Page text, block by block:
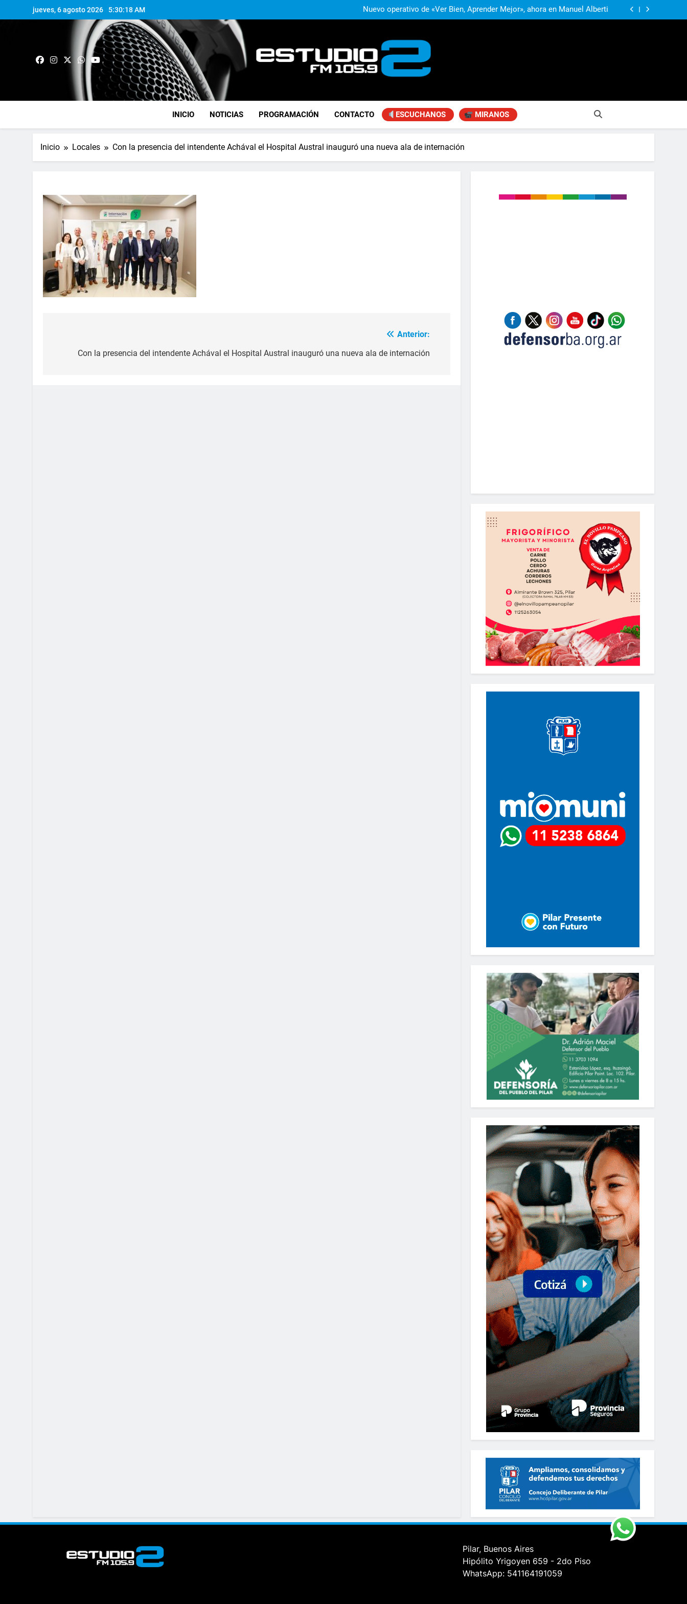
jueves, 6 agosto 2026 5:30:18 AM
sucediendo»
transformada en la vuelta a clases
Nuevo operativo de «Ver Bien, Aprender Mejor», ahora en Manuel Alberti
Agustina Propato rechazó la flexibilización de la Ley de Tierras y advirtió:
Nuevo operativo de «Ver Bien, Aprender Mejor», ahora en Manuel Alberti
Agustina Propato rechazó la flexibilización de la Ley de Tierras y advirtió:
José Ignacio de Mendiguren advirtió por el impacto de la crisis diplomática
con Brasil: «No somos conscientes de la gravedad de lo que está
FM Estudio 2
INICIO NOTICIAS PROGRAMACIÓN CONTACTO ESCUCHANOS MIRANOS
Inicio Locales Con la presencia del intendente Achával el Hospital Austral inauguró una nueva ala de internación
Anterior:
Con la presencia del intendente Achával el Hospital Austral inauguró una nueva ala de internación
Pilar, Buenos Aires
Hipólito Yrigoyen 659 - 2do Piso
WhatsApp: 541164191059